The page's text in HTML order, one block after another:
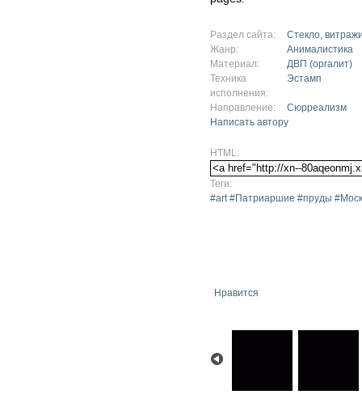
Раздел сайта:
Стекло,
Жанр:
Анималистика
Материал:
ДВП (оргалит)
Техника
исполнения:
Эстамп
Направление:
Сюрреализм
Написать автору
HTML:
Теги:
#art #Патриаршие #пруды
Нравится